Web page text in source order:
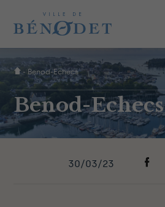
- Benod-Echecs
Benod-Echecs
30/03/23